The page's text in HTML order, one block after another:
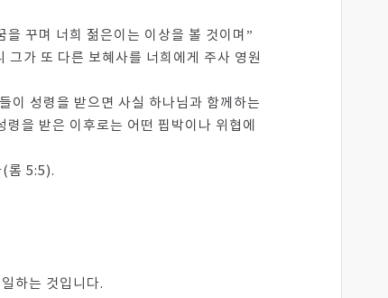
꾸며 너희 젊은이는 이상을 볼 것이며”
가 또 다른 보혜사를 너희에게 주사 영원
이 성령을 받으면 사실 하나님과 함께하는
을 받은 이후로는 어떤 핍박이나 위협에
(롬 5:5).
하는 것입니다.